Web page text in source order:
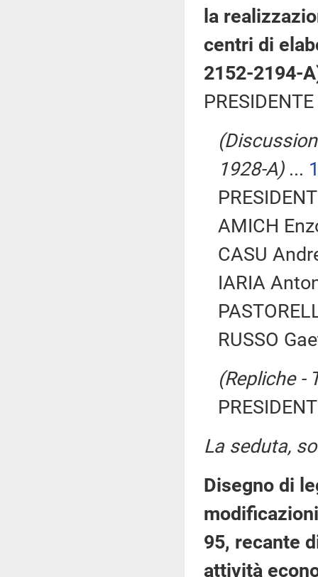
la
centri di
2152-2194-
1928-A)...
AMICH
CASU
IARIA
RUSSO
(Repliche -
La seduta,
Disegno di
95, recante
attività